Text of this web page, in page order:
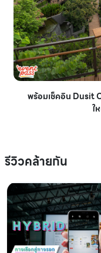
พร้อมเช็คอิน Dusit
ใ
รีวิวคล้ายกัน